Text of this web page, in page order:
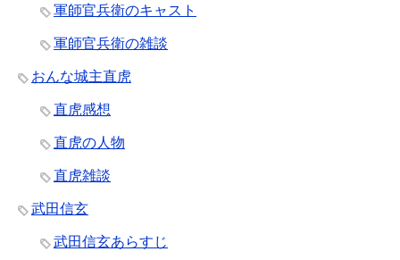
軍師官兵衛のキャスト
軍師官兵衛の雑談
おんな城主直虎
直虎感想
直虎の人物
直虎雑談
武田信玄
武田信玄あらすじ